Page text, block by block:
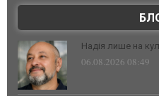
Надія лише на
06.08.2026 08:49